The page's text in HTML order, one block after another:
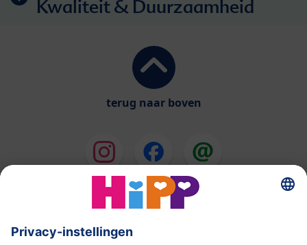
Kwaliteit & Duurzaamheid
terug naar boven
HiPP Melkbereidingen
HiPP Babyvoeding
HiPP tijdens de Zwangerschap